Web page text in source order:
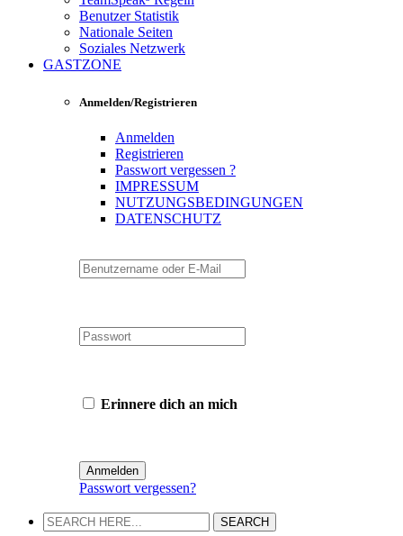
Benutzer Statistik
Nationale Seiten
Soziales Netzwerk
GASTZONE
Anmelden/Registrieren
Anmelden
Registrieren
Passwort vergessen ?
IMPRESSUM
NUTZUNGSBEDINGUNGEN
DATENSCHUTZ
Erinnere dich an mich
Passwort vergessen?